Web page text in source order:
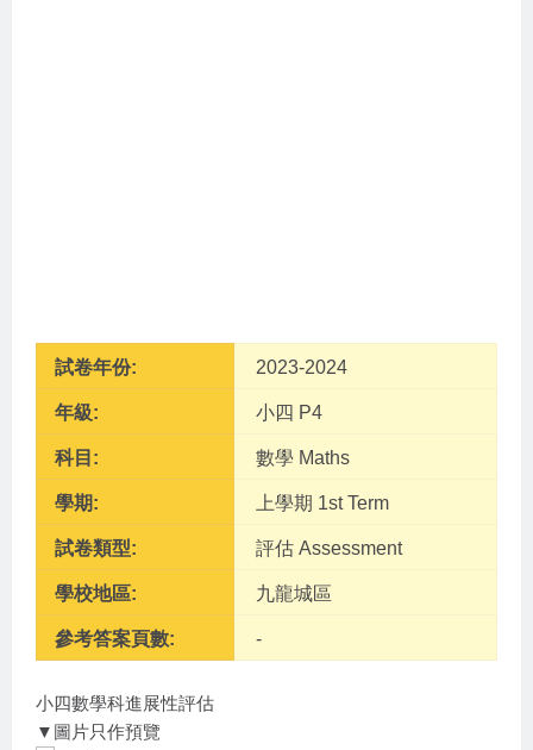
試卷年份: 2023-2024
年級: 小四 P4
科目: 數學 Maths
學期: 上學期 1st Term
試卷類型: 評估 Assessment
學校地區: 九龍城區
參考答案頁數: -
小四數學科進展性評估
▼圖片只作預覽